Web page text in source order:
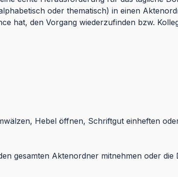
oder thematisch) in einen
hat, den Vorgang wiederzufinden bzw.
Hebel öffnen, Schriftgut einheften
gesamten Aktenordner mitnehmen oder